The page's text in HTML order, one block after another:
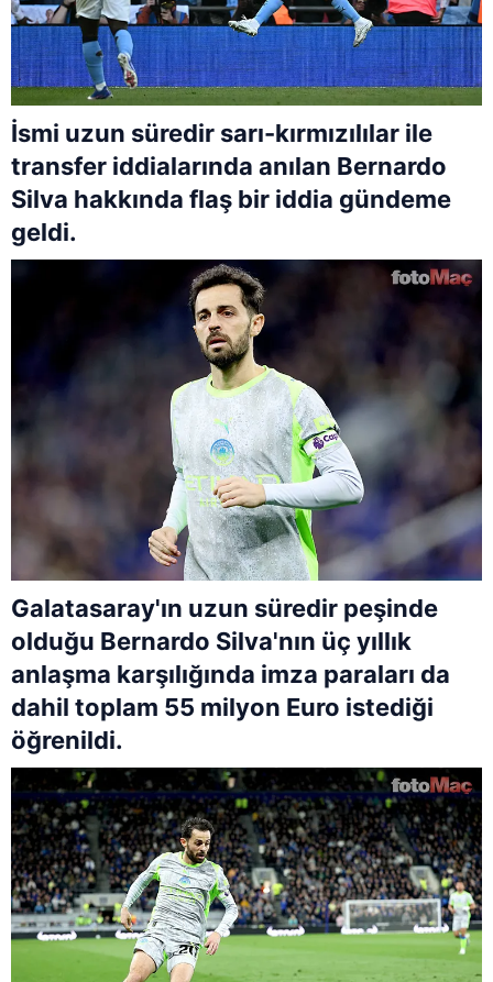
İsmi uzun süredir sarı-kırmızılılar ile
transfer iddialarında anılan Bernardo
Silva hakkında flaş bir iddia gündeme
geldi.
Galatasaray'ın uzun süredir peşinde
olduğu Bernardo Silva'nın üç yıllık
anlaşma karşılığında imza paraları da
dahil toplam 55 milyon Euro istediği
öğrenildi.